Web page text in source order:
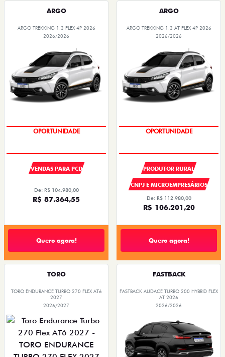
ARGO
ARGO TREKKING 1.3 FLEX 4P 2026
2026/2026
OPORTUNIDADE
VENDAS PARA PCD
De: R$ 104.980,00
R$ 87.364,55
Quero agora!
ARGO
ARGO TREKKING 1.3 AT FLEX 4P 2026
2026/2026
PRODUTOR RURAL
CNPJ E MICROEMPRESÁRIOS
De: R$ 112.980,00
R$ 106.201,20
Quero agora!
TORO
TORO ENDURANCE TURBO 270 FLEX AT6
2027
2026/2027
FASTBACK
FASTBACK AUDACE TURBO 200 HYBRID FLEX
AT 2026
2026/2026